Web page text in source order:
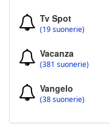
Tv Spot
(19 suonerie)
Vacanza
(381 suonerie)
Vangelo
(38 suonerie)